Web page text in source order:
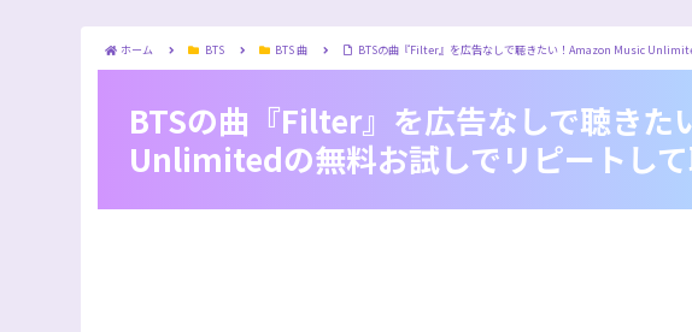
ホーム BTS BTS 曲 BTSの曲『Filter』を広告なしで聴きたい！Amazon Music
BTSの曲『Filter』を広告なしで聴き
Unlimitedの無料お試しでリピートして